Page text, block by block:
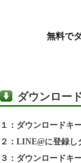
無料で
ダウンロー
１：ダウンロードキ
２：LINE@に登録
３：ダウンロードキ